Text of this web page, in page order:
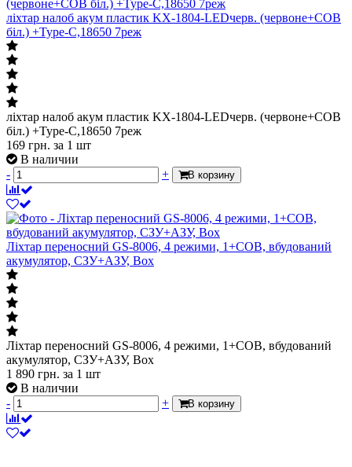
ліхтар налоб акум пластик KX-1804-LEDчерв. (червоне+СОВ
біл.) +Type-C,18650 7реж
ліхтар налоб акум пластик KX-1804-LEDчерв. (червоне+СОВ
біл.) +Type-C,18650 7реж
169 грн. за 1 шт
В наличии
-
+ В корзину
Ліхтар переносний GS-8006, 4 режими, 1+COB, вбудований
акумулятор, СЗУ+АЗУ, Box
Ліхтар переносний GS-8006, 4 режими, 1+COB, вбудований
акумулятор, СЗУ+АЗУ, Box
1 890 грн. за 1 шт
В наличии
-
+ В корзину